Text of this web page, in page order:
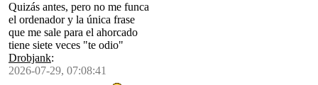
Quizás antes, pero no me funca
el ordenador y la única frase
que me sale para el ahorcado
tiene siete veces "te odio"
Drobjank:
2026-07-29, 07:08:41